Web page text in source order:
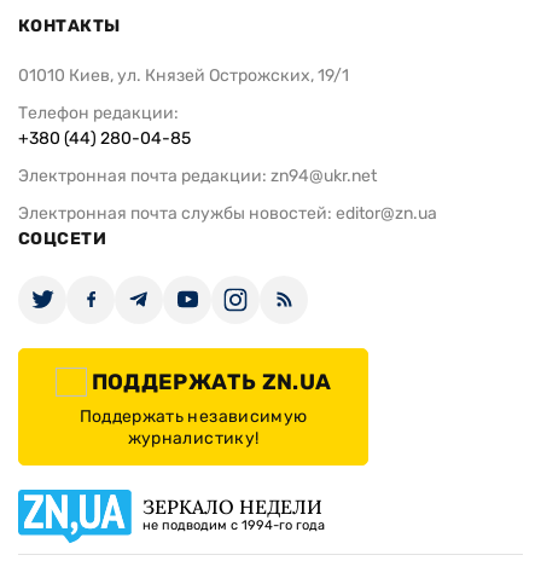
КОНТАКТЫ
01010 Киев, ул. Князей Острожских, 19/1
Телефон редакции:
+380 (44) 280-04-85
Электронная почта редакции: zn94@ukr.net
Электронная почта службы новостей: editor@zn.ua
СОЦСЕТИ
ПОДДЕРЖАТЬ ZN.UA
Поддержать независимую
журналистику!
ЗЕРКАЛО НЕДЕЛИ
не подводим с 1994-го года